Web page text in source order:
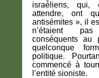
israéliens, qui,
attendre, ont
antisémites », il
n’étaient
conséquents au
quelconque
politique.
commencé à
l’entité sioniste.